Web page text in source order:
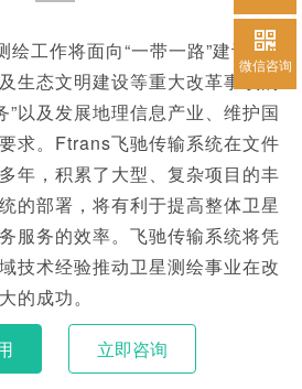
绘工作将面向“一带一路”建设等
生态文明建设等重大改革事项的
”以及发展地理信息产业、维护国
求。Ftrans飞驰传输系统在文件
年，积累了大型、复杂项目的丰
的部署，将有利于提高整体卫星
服务的效率。飞驰传输系统将凭
技术经验推动卫星测绘事业在改
的成功。
立即咨询
微信咨询